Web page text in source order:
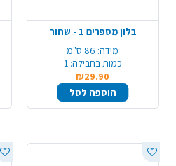
בלון מספרים 1 - שחור
מידה: 86 ס"מ
כמות בחבילה: 1
₪29.90
הוספה לסל